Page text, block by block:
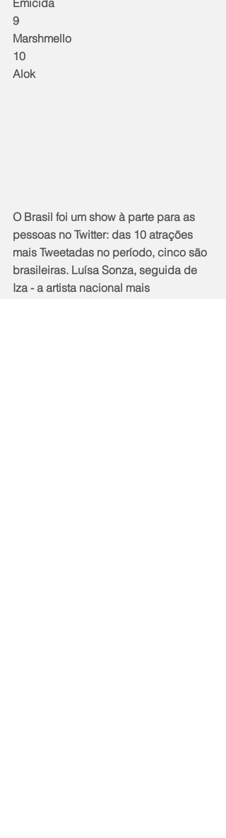
9
Marshmello
10
Alok
O Brasil foi um show à parte para as
pessoas no Twitter: das 10 atrações
mais Tweetadas no período, cinco são
brasileiras. Luísa Sonza, seguida de
Iza - a artista nacional mais